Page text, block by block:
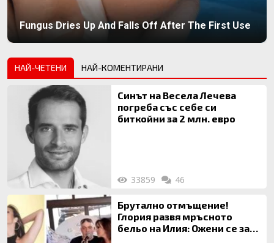
Fungus Dries Up And Falls Off After The First Use
НАЙ-ЧЕТЕНИ НАЙ-КОМЕНТИРАНИ
Синът на Весела Лечева
погреба със себе си
биткойни за 2 млн. евро
33859 46
Брутално отмъщение!
Глория развя мръсното
бельо на Илия: Ожени се за